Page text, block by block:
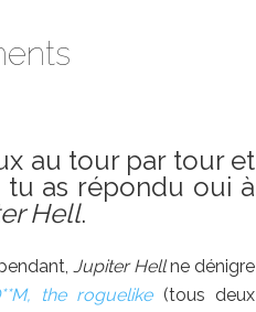
au tour par tour et
as répondu oui à
Hell.
Jupiter Hellne dénigre
the roguelike(tous deux